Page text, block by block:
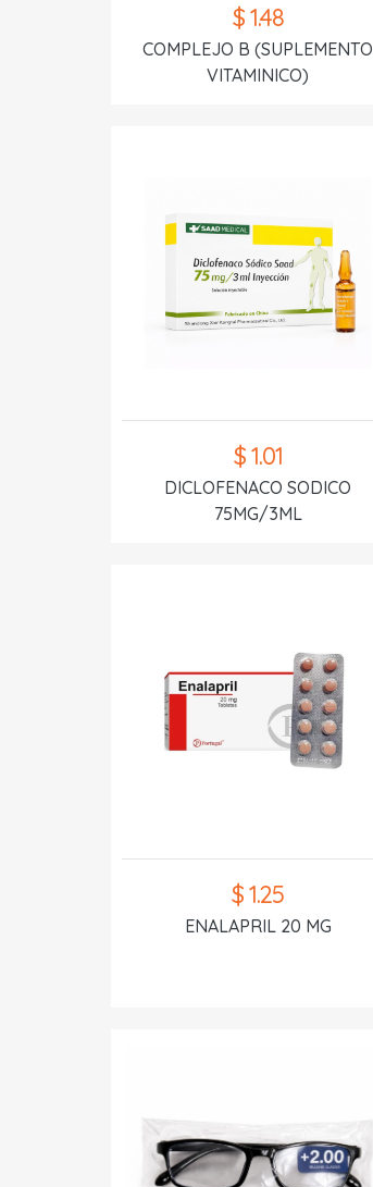
$ 1.48
COMPLEJO B (SUPLEMENTO
VITAMINICO)
$ 1.01
DICLOFENACO SODICO
75MG/3ML
$ 1.25
ENALAPRIL 20 MG